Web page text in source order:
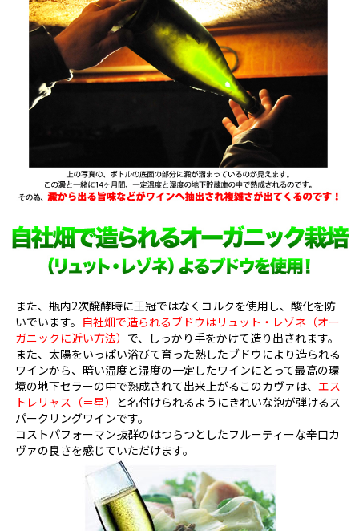
また、瓶内2次醗酵時に王冠ではなくコルクを使用し、酸化を防
いでいます。 自社畑で造られるブドウはリュット・レゾネ（オー
ガニックに近い方法） で、しっかり手をかけて造り出されます。
また、太陽をいっぱい浴びて育った熟したブドウにより造られる
ワインから、暗い温度と湿度の一定したワインにとって最高の環
境の地下セラーの中で熟成されて出来上がるこのカヴァは、 エス
トレリャス（＝星） と名付けられるようにきれいな泡が弾けるス
パークリングワインです。
コストパフォーマン抜群のはつらつとしたフルーティーな辛口カ
ヴァの良さを感じていただけます。